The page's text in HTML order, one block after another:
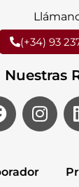
(+34) 93
Nuestras